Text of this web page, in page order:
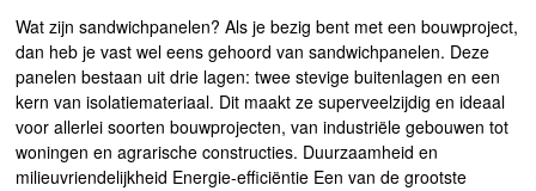
Wat zijn sandwichpanelen? Als je bezig bent met een bouwproject,
dan heb je vast wel eens gehoord van sandwichpanelen. Deze
panelen bestaan uit drie lagen: twee stevige buitenlagen en een
kern van isolatiemateriaal. Dit maakt ze superveelzijdig en ideaal
voor allerlei soorten bouwprojecten, van industriële gebouwen tot
woningen en agrarische constructies. Duurzaamheid en
milieuvriendelijkheid Energie-efficiëntie Een van de grootste